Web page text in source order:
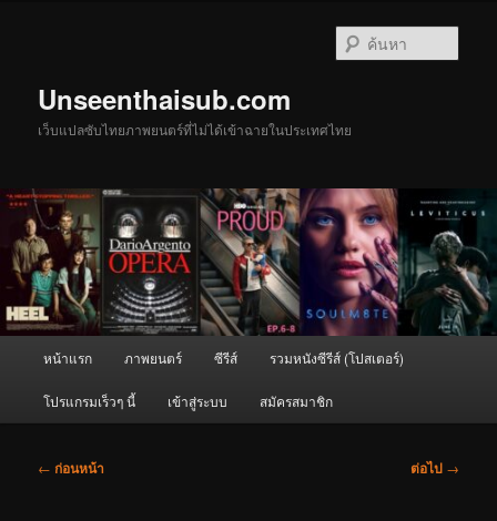
Unseenthaisub.com
เว็บแปลซับไทยภาพยนตร์ที่ไม่ได้เข้าฉายในประเทศไทย
หน้าแรก ภาพยนตร์ ซีรีส์ รวมหนังซีรีส์ (โปสเตอร์)
โปรแกรมเร็วๆ นี้ เข้าสู่ระบบ สมัครสมาชิก
เมนู
← ก่อนหน้า ต่อไป →